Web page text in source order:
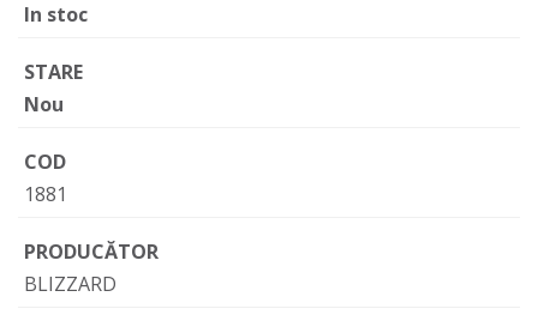
In stoc
STARE
Nou
COD
1881
PRODUCĂTOR
BLIZZARD